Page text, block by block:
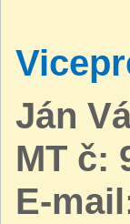
Ján
MT č:
E-